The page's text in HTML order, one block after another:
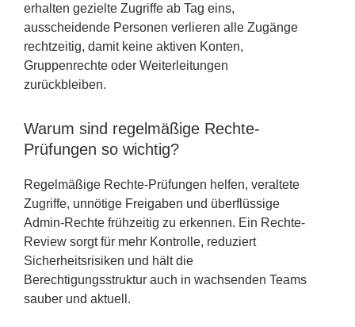
erhalten gezielte Zugriffe ab Tag eins,
ausscheidende Personen verlieren alle Zugänge
rechtzeitig, damit keine aktiven Konten,
Gruppenrechte oder Weiterleitungen
zurückbleiben.
Warum sind regelmäßige Rechte-
Prüfungen so wichtig?
Regelmäßige Rechte-Prüfungen helfen, veraltete
Zugriffe, unnötige Freigaben und überflüssige
Admin-Rechte frühzeitig zu erkennen. Ein Rechte-
Review sorgt für mehr Kontrolle, reduziert
Sicherheitsrisiken und hält die
Berechtigungsstruktur auch in wachsenden Teams
sauber und aktuell.